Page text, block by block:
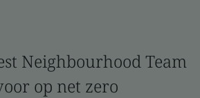
Neighbourhood Team
op net zero